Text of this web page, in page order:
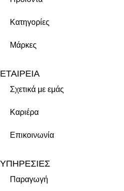
Κατηγορίες
Μάρκες
ΕΤΑΙΡΕΙΑ
Σχετικά με εμάς
Καριέρα
Επικοινωνία
ΥΠΗΡΕΣΙΕΣ
Παραγωγή